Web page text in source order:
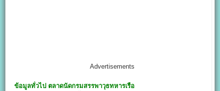
Advertisements
ข้อมูลทั่วไป ตลาดนัดกรมสรรพาวุธทหารเรือ